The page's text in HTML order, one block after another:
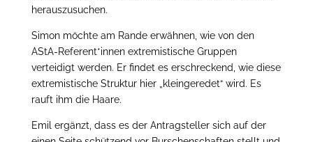
herauszusuchen.
Simon möchte am Rande erwähnen, wie von den
AStA-Referent*innen extremistische Gruppen
verteidigt werden. Er findet es erschreckend, wie diese
extremistische Struktur hier „kleingeredet“ wird. Es
rauft ihm die Haare.
Emil ergänzt, dass es der Antragsteller sich auf der